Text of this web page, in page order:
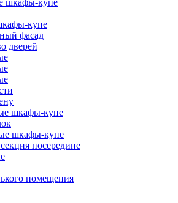
шкафы-купе
купе
фасад
дверей
шкафы-купе
шкафы-купе
посередине
помещения